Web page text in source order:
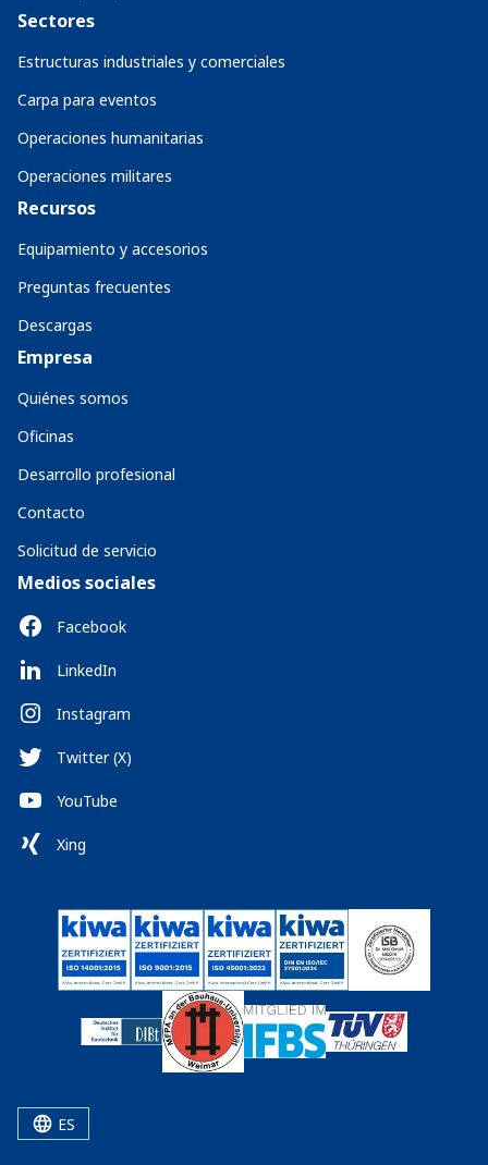
Sectores
Estructuras industriales y comerciales
Carpa para eventos
Operaciones humanitarias
Operaciones militares
Recursos
Equipamiento y accesorios
Preguntas frecuentes
Descargas
Empresa
Quiénes somos
Oficinas
Desarrollo profesional
Contacto
Solicitud de servicio
Medios sociales
Facebook
LinkedIn
Instagram
Twitter (X)
YouTube
Xing
ES